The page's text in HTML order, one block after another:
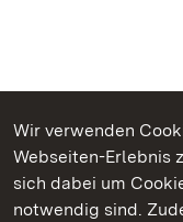
Wir verwenden
Webseiten-Erlebnis
sich dabei um
notwendig sind.
Kommen.